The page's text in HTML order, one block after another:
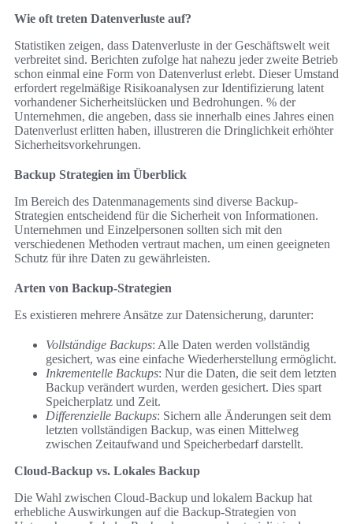
Wie oft treten Datenverluste auf?
Statistiken zeigen, dass Datenverluste in der Geschäftswelt weit
verbreitet sind. Berichten zufolge hat nahezu jeder zweite Betrieb
schon einmal eine Form von Datenverlust erlebt. Dieser Umstand
erfordert regelmäßige Risikoanalysen zur Identifizierung latent
vorhandener Sicherheitslücken und Bedrohungen. % der
Unternehmen, die angeben, dass sie innerhalb eines Jahres einen
Datenverlust erlitten haben, illustreren die Dringlichkeit erhöhter
Sicherheitsvorkehrungen.
Backup Strategien im Überblick
Im Bereich des Datenmanagements sind diverse Backup-
Strategien entscheidend für die Sicherheit von Informationen.
Unternehmen und Einzelpersonen sollten sich mit den
verschiedenen Methoden vertraut machen, um einen geeigneten
Schutz für ihre Daten zu gewährleisten.
Arten von Backup-Strategien
Es existieren mehrere Ansätze zur Datensicherung, darunter:
Vollständige Backups: Alle Daten werden vollständig
gesichert, was eine einfache Wiederherstellung ermöglicht.
Inkrementelle Backups: Nur die Daten, die seit dem letzten
Backup verändert wurden, werden gesichert. Dies spart
Speicherplatz und Zeit.
Differenzielle Backups: Sichern alle Änderungen seit dem
letzten vollständigen Backup, was einen Mittelweg
zwischen Zeitaufwand und Speicherbedarf darstellt.
Cloud-Backup vs. Lokales Backup
Die Wahl zwischen Cloud-Backup und lokalem Backup hat
erhebliche Auswirkungen auf die Backup-Strategien von